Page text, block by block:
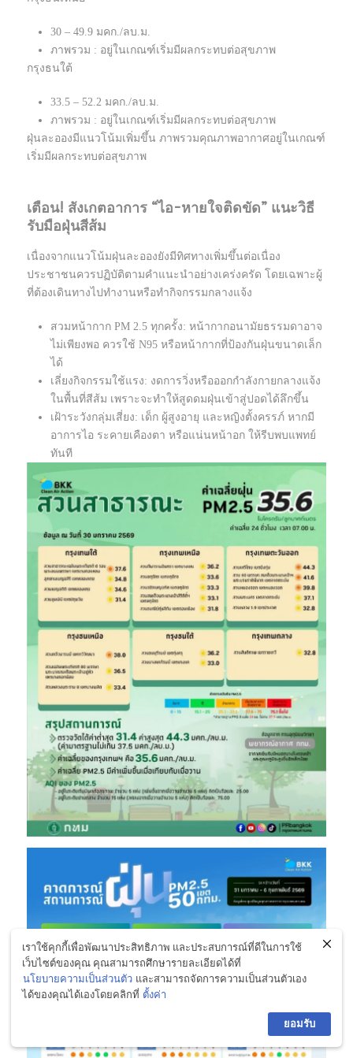
30 – 49.9 มคก./ลบ.ม.
ภาพรวม : อยู่ในเกณฑ์เริ่มมีผลกระทบต่อสุขภาพ
กรุงธนใต้
33.5 – 52.2 มคก./ลบ.ม.
ภาพรวม : อยู่ในเกณฑ์เริ่มมีผลกระทบต่อสุขภาพ
ฝุ่นละอองมีแนวโน้มเพิ่มขึ้น ภาพรวมคุณภาพอากาศอยู่ในเกณฑ์
เริ่มมีผลกระทบต่อสุขภาพ
เตือน! สังเกตอาการ “ไอ-หายใจติดขัด” แนะวิธี
รับมือฝุ่นสีส้ม
เนื่องจากแนวโน้มฝุ่นละอองยังมีทิศทางเพิ่มขึ้นต่อเนื่อง
ประชาชนควรปฏิบัติตามคำแนะนำอย่างเคร่งครัด โดยเฉพาะผู้
ที่ต้องเดินทางไปทำงานหรือทำกิจกรรมกลางแจ้ง
สวมหน้ากาก PM 2.5 ทุกครั้ง: หน้ากากอนามัยธรรมดาอาจ
ไม่เพียงพอ ควรใช้ N95 หรือหน้ากากที่ป้องกันฝุ่นขนาดเล็ก
ได้
เลี่ยงกิจกรรมใช้แรง: งดการวิ่งหรือออกกำลังกายกลางแจ้ง
ในพื้นที่สีส้ม เพราะจะทำให้สูดดมฝุ่นเข้าสู่ปอดได้ลึกขึ้น
เฝ้าระวังกลุ่มเสี่ยง: เด็ก ผู้สูงอายุ และหญิงตั้งครรภ์ หากมี
อาการไอ ระคายเคืองตา หรือแน่นหน้าอก ให้รีบพบแพทย์
ทันที
เราใช้คุกกี้เพื่อพัฒนาประสิทธิภาพ และประสบการณ์ที่ดีในการใช้
เว็บไซต์ของคุณ คุณสามารถศึกษารายละเอียดได้ที่
นโยบายความเป็นส่วนตัว และสามารถจัดการความเป็นส่วนตัวเอง
ได้ของคุณได้เองโดยคลิกที่ ตั้งค่า
ยอมรับ